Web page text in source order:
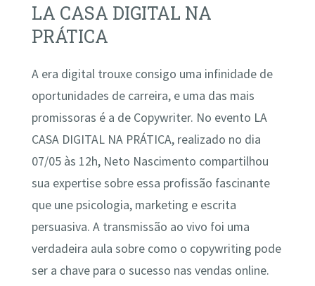
LA CASA DIGITAL NA
PRÁTICA
A era digital trouxe consigo uma infinidade de
oportunidades de carreira, e uma das mais
promissoras é a de Copywriter. No evento LA
CASA DIGITAL NA PRÁTICA, realizado no dia
07/05 às 12h, Neto Nascimento compartilhou
sua expertise sobre essa profissão fascinante
que une psicologia, marketing e escrita
persuasiva. A transmissão ao vivo foi uma
verdadeira aula sobre como o copywriting pode
ser a chave para o sucesso nas vendas online.